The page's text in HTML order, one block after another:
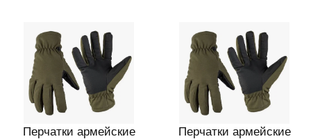
Перчатки армейские
Перчатки армейские